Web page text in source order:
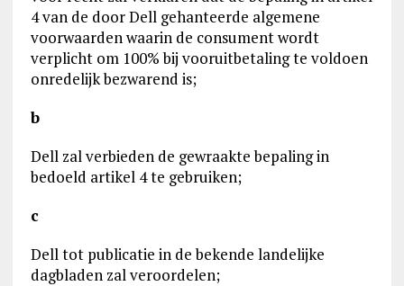
4 van de door Dell gehanteerde algemene
voorwaarden waarin de consument wordt
verplicht om 100% bij vooruitbetaling te voldoen
onredelijk bezwarend is;
b
Dell zal verbieden de gewraakte bepaling in
bedoeld artikel 4 te gebruiken;
c
Dell tot publicatie in de bekende landelijke
dagbladen zal veroordelen;